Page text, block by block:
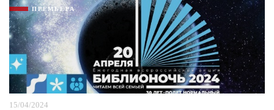
ПРЕМЬЕРА
15/04/2024